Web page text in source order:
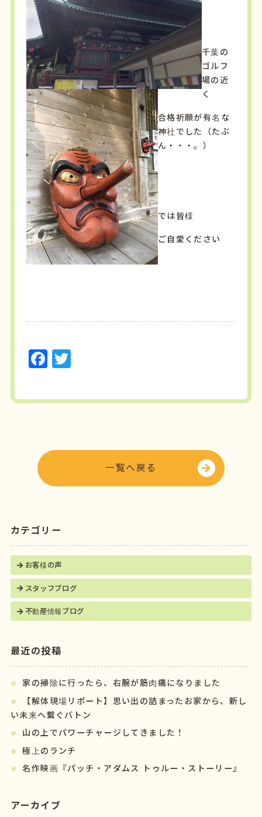
千葉の
ゴルフ
場の近
く
合格祈願が有名な
神社でした（たぶ
ん・・・。）
では皆様
ご自愛ください
F
c
o
k
T
it
r
一覧へ戻る
カテゴリー
お客様の声
スタッフブログ
不動産情報ブログ
最近の投稿
家の掃除に行ったら、右腕が筋肉痛になりました
【解体現場リポート】思い出の詰まったお家から、新し
い未来へ繋ぐバトン
山の上でパワーチャージしてきました！
極上のランチ
名作映画『パッチ・アダムス トゥルー・ストーリー』
アーカイブ